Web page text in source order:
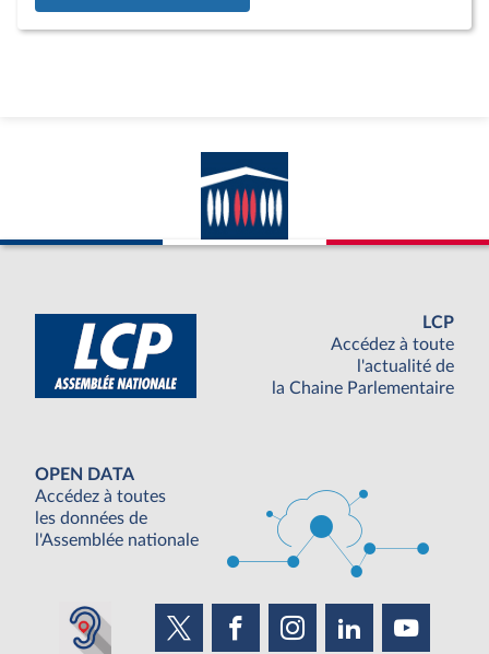
LCP
Accédez à toute
l'actualité de
la Chaine Parlementaire
OPEN DATA
Accédez à toutes
les données de
l'Assemblée nationale